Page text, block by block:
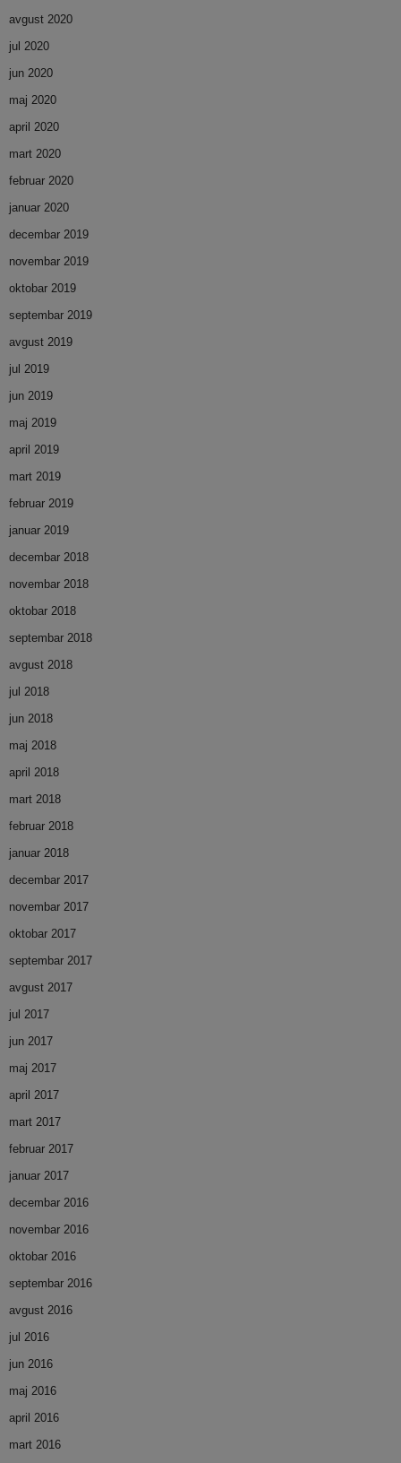
avgust 2020
jul 2020
jun 2020
maj 2020
april 2020
mart 2020
februar 2020
januar 2020
decembar 2019
novembar 2019
oktobar 2019
septembar 2019
avgust 2019
jul 2019
jun 2019
maj 2019
april 2019
mart 2019
februar 2019
januar 2019
decembar 2018
novembar 2018
oktobar 2018
septembar 2018
avgust 2018
jul 2018
jun 2018
maj 2018
april 2018
mart 2018
februar 2018
januar 2018
decembar 2017
novembar 2017
oktobar 2017
septembar 2017
avgust 2017
jul 2017
jun 2017
maj 2017
april 2017
mart 2017
februar 2017
januar 2017
decembar 2016
novembar 2016
oktobar 2016
septembar 2016
avgust 2016
jul 2016
jun 2016
maj 2016
april 2016
mart 2016